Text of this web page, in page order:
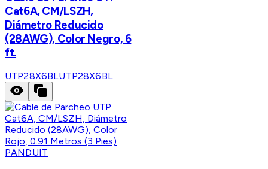
Cat6A, CM/LSZH,
Diámetro Reducido
(28AWG), Color Negro, 6
ft.
UTP28X6BLUTP28X6BL
PANDUIT